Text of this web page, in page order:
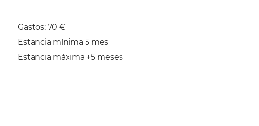
Gastos: 70 €
Estancia mínima 5 mes
Estancia máxima +5 meses